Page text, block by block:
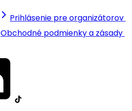
Prihlásenie pre organizátorov
Obchodné podmienky a zásady